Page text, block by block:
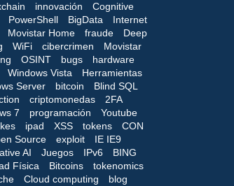
innovación
Cognitive
PowerShell BigData
Internet
Movistar Home fraude
Deep
WiFi cibercrimen
Movistar
OSINT bugs
hardware
Windows Vista
Herramientas
Server
bitcoin
Blind SQL
criptomonedas
2FA
7
programación
Youtube
ipad XSS tokens
CON
Source
exploit
IE IE9
AI
Juegos IPv6
BING
Física
Bitcoins
tokenomics
Cloud computing
blog